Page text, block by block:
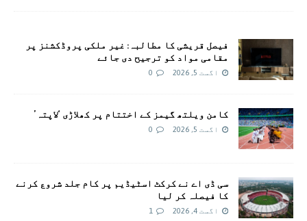
فیصل قریشی کا مطالبہ: غیر ملکی پروڈکشنز پر
مقامی مواد کو ترجیح دی جائے
اگست 5, 2026 0
کامن ویلتھ گیمز کے اختتام پر کھلاڑی ‘لاپتہ’
اگست 5, 2026 0
سی ڈی اے نے کرکٹ اسٹیڈیم پر کام جلد شروع کرنے
کا فیصلہ کر لیا
اگست 4, 2026 1